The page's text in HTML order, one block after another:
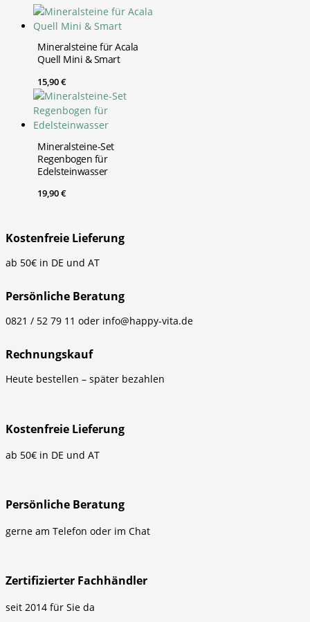
Mineralsteine für Acala
Quell Mini & Smart
15,90€
Mineralsteine-Set
Regenbogen für
Edelsteinwasser
19,90€
Kostenfreie Lieferung
ab 50€ in DE und AT
Persönliche Beratung
0821 / 52 79 11 oder info@happy-vita.de
Rechnungskauf
Heute bestellen – später bezahlen
Kostenfreie Lieferung
ab 50€ in DE und AT
Persönliche Beratung
gerne am Telefon oder im Chat
Zertifizierter Fachhändler
seit 2014 für Sie da